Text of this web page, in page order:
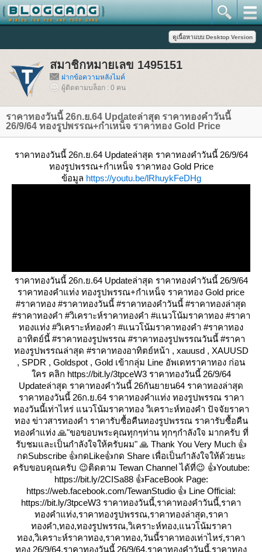
สมาชิกหมายเลข 1495151
ฝากข้อความหลังไมค์
ผู้ติดตามบล็อก : 0 คน
ราคาทองวันนี้ 26ก.ย.64 Updateล่าสุด ราคาทองคำวันนี้
26/9/64 ทองรูปพรรณ+กำเหน็จ ราคาทอง Gold Price
ราคาทองวันนี้ 26ก.ย.64 Updateล่าสุด ราคาทองคำวันนี้ 26/9/64
ทองรูปพรรณ+กำเหน็จ ราคาทอง Gold Price
ข้อมูล https://youtu.be/lRhuykFeDHg
ราคาทองวันนี้ 26ก.ย.64 Updateล่าสุด ราคาทองคำวันนี้ 26/9/64
ราคาทองคำแท่ง ทองรูปพรรณ+กำเหน็จ ราคาทอง Gold price
#ราคาทอง #ราคาทองวันนี้ #ราคาทองคำวันนี้ #ราคาทองล่าสุด
#ราคาทองคำ #วิเคราะห์ราคาทองคำ #แนวโน้มราคาทอง #ราคา
ทองแท่ง #วิเคราะห์ทองคำ #แนวโน้มราคาทองคำ #ราคาทอง
อาทิตย์นี้ #ราคาทองรูปพรรณ #ราคาทองรูปพรรณวันนี้ #ราคา
ทองรูปพรรณล่าสุด #ราคาทองอาทิตย์หน้า , xauusd , XAUUSD
, SPDR , Goldspot , Gold เข้ากลุ่ม Line อัพเดทราคาทอง ก่อน
คร คลิก https://bit.ly/3tpceW3 ราคาทองวันนี้ 26/9/64
Updateล่าสุด ราคาทองคำวันนี้ 26กันยายน64 ราคาทองล่าสุด
ราคาทองวันนี้ 26ก.ย.64 ราคาทองคำแท่ง ทองรูปพรรณ ราคา
ทองวันนี้เท่าไหร่ แนวโน้มราคาทอง วิเคราะห์ทองคำ ปัจจัยราคา
ทอง ข่าวสารทองคำ ราคารับซื้อคืนทองรูปพรรณ ราคารับซื้อคืน
ทองคำแท่ง 🙏"ขอขอบพระคุณทุกๆท่าน ทุกๆกำลังใจ มากครับ ที่
รับชมและเป็นกำลังใจให้ครับผม" 🙏 Thank You Very Much 👍
กดSubscribe 👍กดLike👍กด Share เพื่อเป็นกำลังใจให้ด้วยนะ
ครับขอบคุณครับ 😉ติดตาม Tewan Channel ได้ที่😉 👍Youtube:
https://bit.ly/2CISa88 👍FaceBook Page:
https://web.facebook.com/TewanStudio 👍 Line Official:
https://bit.ly/3tpceW3 ราคาทองวันนี้,ราคาทองคำวันนี้,ราคา
ทองคำแท่ง,ราคาทองรูปพรรณ,ราคาทองล่าสุด,ราคา
ทองคำ,ทอง,ทองรูปพรรณ,วิเคราะห์ทอง,แนวโน้มราคา
ทอง,วิเคราะห์ราคาทอง,ราคาทอง,วันนี้ราคาทองเท่าไหร่,ราคา
ทอง 26/9/64,ราคาทองวันนี้ 26/9/64,ราคาทองคําวันนี้,ราคาทอง